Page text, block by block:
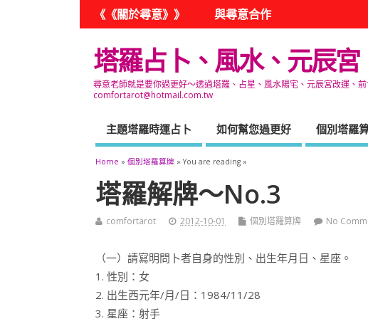
《《關於尋意》》 與尋意合作
塔羅占卜、風水、元辰
尋意老師就是要你過更好～透過塔羅、占星、風水陽宅、元辰宮改運、
comfortarot@hotmail.com.tw
主題塔羅時運占卜 如何幫您過更好 個別塔羅
Home »個別塔羅算牌 » You are reading »
塔羅解牌～No.3
comfortarot 2012-10-01 個別塔羅算牌 No
（一）請寫明問卜者自身的性別、出生年月日、星座。
1. 性別：女
2. 出生西元年/月/日：1984/11/28
3. 星座：射手